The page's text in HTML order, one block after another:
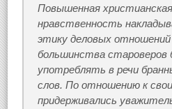
Повышенная
нравственность
этику деловых
большинства староверов
употреблять в речи
слов. По отношению к
придерживались